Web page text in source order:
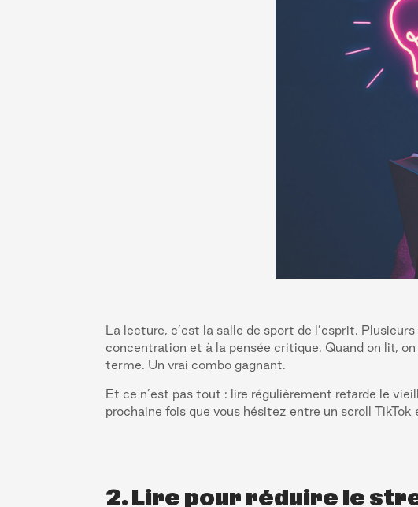
La lecture, c’est la salle de sport de l’esprit.
concentration et à la pensée critique. Quand on lit,
terme. Un vrai combo gagnant.
Et ce n’est pas tout : lire régulièrement retarde le
prochaine fois que vous hésitez entre un scroll
2. Lire pour réduire le